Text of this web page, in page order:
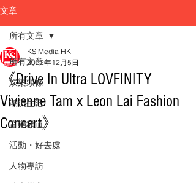
文章
所有文章
娛樂頭條
潮流生活
音樂頻道
活動・好去處
人物專訪
所有文章
《Drive In Ultra LOVFINITY
Vivienne Tam x Leon Lai Fashion
Concert》
KS Media HK
2022年12月5日